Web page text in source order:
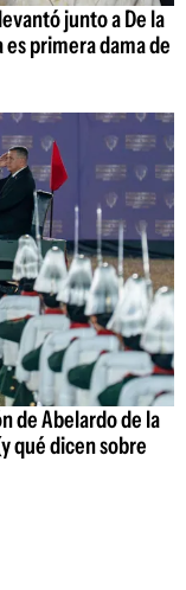
junto a De la
primera dama de
de Abelardo de la
qué dicen sobre